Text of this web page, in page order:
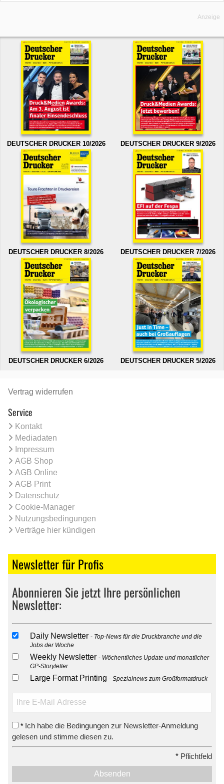
Anzeige
DEUTSCHER DRUCKER 10/2026 DEUTSCHER DRUCKER 9/2026
DEUTSCHER DRUCKER 8/2026 DEUTSCHER DRUCKER 7/2026
DEUTSCHER DRUCKER 6/2026 DEUTSCHER DRUCKER 5/2026
Vertrag widerrufen
Service
Kontakt
Mediadaten
Impressum
AGB Shop
AGB Online
AGB Print
Datenschutz
Cookie-Manager
Nutzungsbedingungen
Verträge hier kündigen
Newsletter für Profis
Abonnieren Sie jetzt Ihre persönlichen
Newsletter:
Daily Newsletter
Top-News für die Druckbranche und die
Jobs der Woche
Weekly Newsletter
Wöchentliches Update und monatlicher
GP-Storyletter
Large Format Printing Spezialnews zum Großformatdruck
* Ich habe die Bedingungen zur Newsletter-Anmeldung
gelesen und stimme diesen zu.
* Pflichtfeld
Absenden